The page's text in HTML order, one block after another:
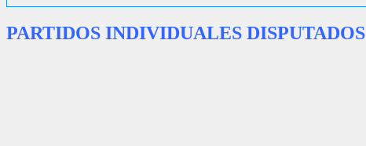
PARTIDOS INDIVIDUALES DISPUTADOS